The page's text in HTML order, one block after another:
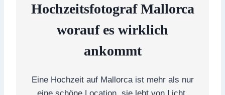
Hochzeitsfotograf Mallorca
worauf es wirklich
ankommt
Eine Hochzeit auf Mallorca ist mehr als nur